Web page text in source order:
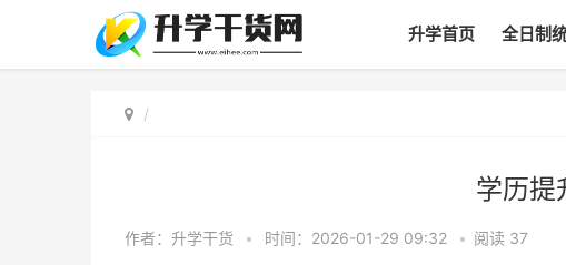
升学首页 全日制
学历提
作者：升学干货 • 时间：2026-01-29 09:32 • 阅读 37